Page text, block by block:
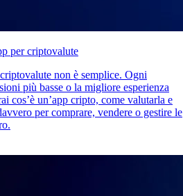
per criptovalute
non è semplice. Ogni
più basse o la migliore esperienza
cos’è un’app cripto, come valutarla e
per comprare, vendere o gestire le